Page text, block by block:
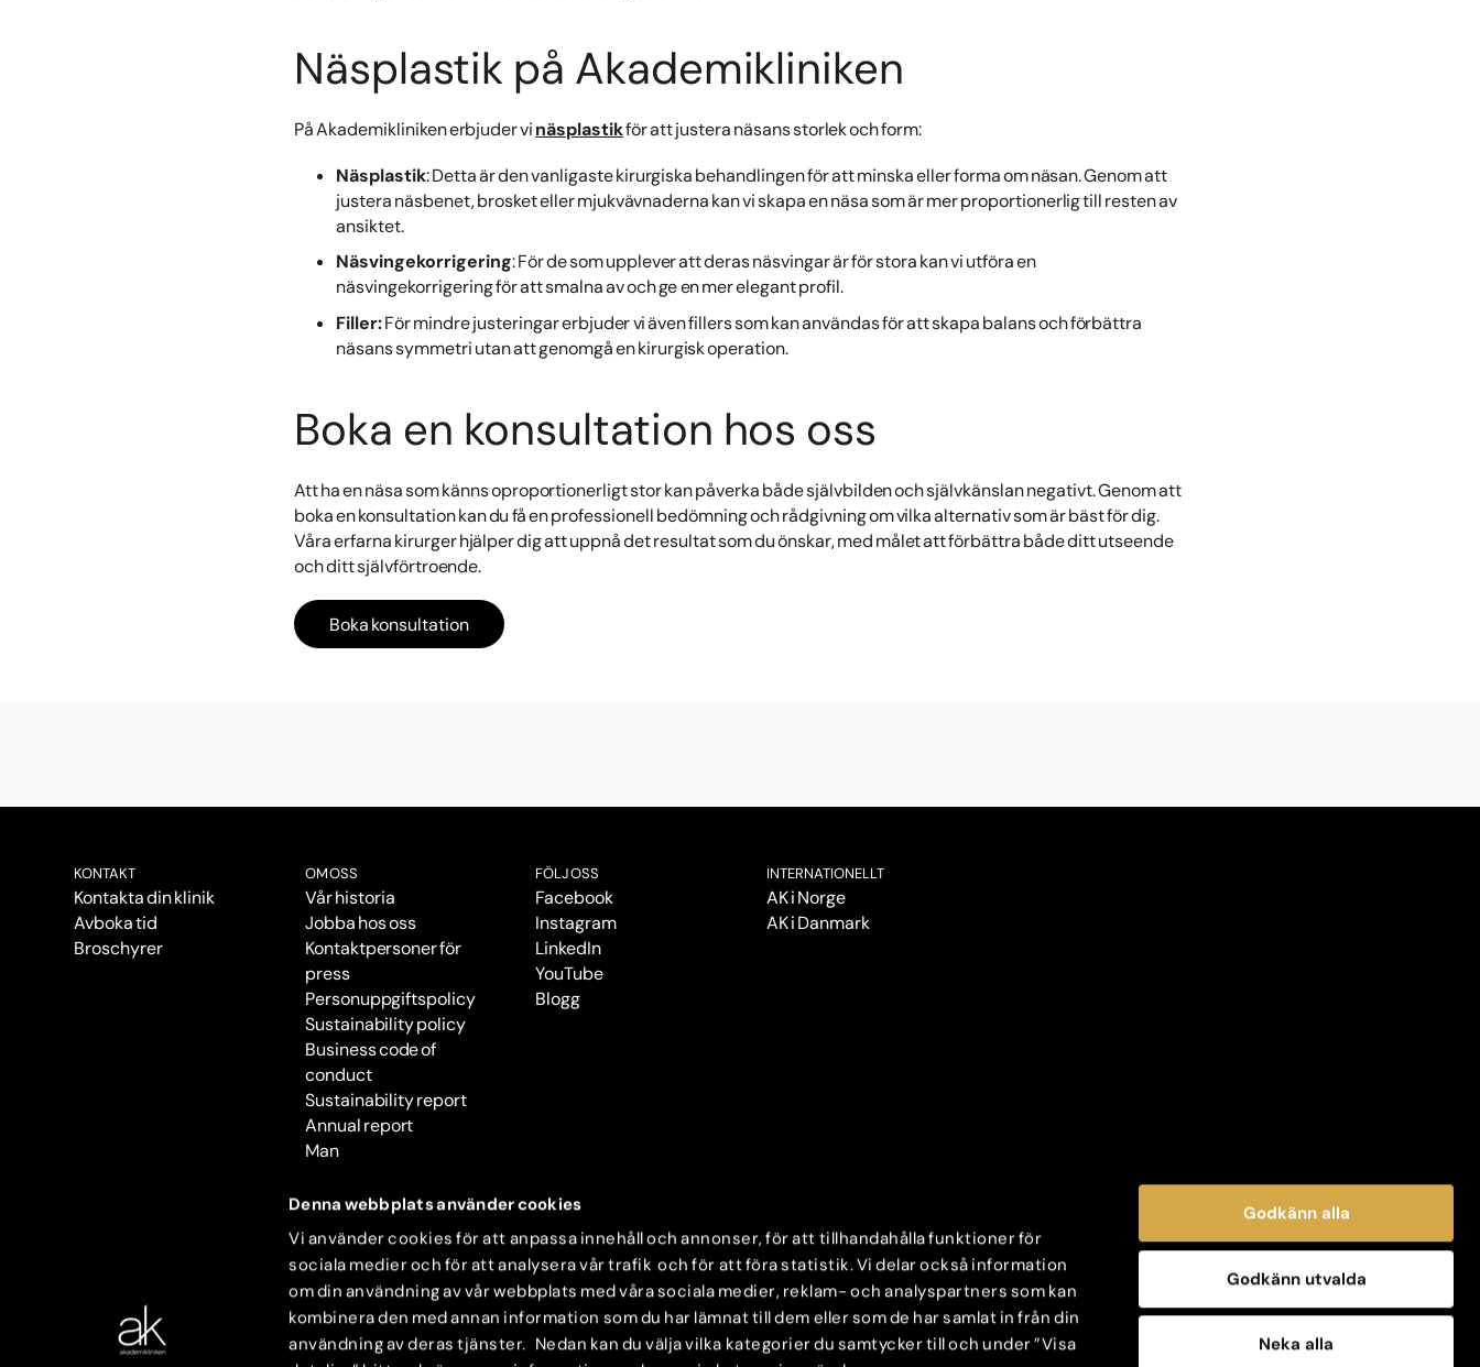
Denna webbplats använder cookies
Vi använder cookies för att anpassa innehåll och annonser, för att tillhandahålla funktioner för
sociala medier och för att analysera vår trafik och för att föra statistik. Vi delar också information
om din användning av vår webbplats med våra sociala medier, reklam- och analyspartners som kan
kombinera den med annan information som du har lämnat till dem eller som de har samlat in från din
användning av deras tjänster. Nedan kan du välja vilka kategorier du samtycker till och under ”Visa
Godkänn alla
Godkänn utvalda
Neka alla
Näsplastik på Akademikliniken
På Akademikliniken erbjuder vinäsplastikför att justera näsans storlek och form:
Näsplastik: Detta är den vanligaste kirurgiska behandlingen för att minska eller forma om näsan. Genom att
justera näsbenet, brosket eller mjukvävnaderna kan vi skapa en näsa som är mer proportionerlig till resten av
ansiktet.
Näsvingekorrigering: För de som upplever att deras näsvingar är för stora kan vi utföra en
näsvingekorrigering för att smalna av och ge en mer elegant profil.
Filler:För mindre justeringar erbjuder vi även fillers som kan användas för att skapa balans och förbättra
näsans symmetri utan att genomgå en kirurgisk operation.
Boka en konsultation hos oss
Att ha en näsa som känns oproportionerligt stor kan påverka både självbilden och självkänslan negativt. Genom att
boka en konsultation kan du få en professionell bedömning och rådgivning om vilka alternativ som är bäst för dig.
Våra erfarna kirurger hjälper dig att uppnå det resultat som du önskar, med målet att förbättra både ditt utseende
och ditt självförtroende.
Boka konsultation
KONTAKT
Kontakta din klinik
Avboka tid
Broschyrer
OM OSS
Vår historia
Jobba hos oss
Kontaktpersoner för
press
Personuppgiftspolicy
Sustainability policy
Business code of
conduct
Sustainability report
Annual report
Man
FÖLJ OSS
Facebook
Instagram
LinkedIn
YouTube
Blogg
INTERNATIONELLT
AK i Norge
AK i Danmark